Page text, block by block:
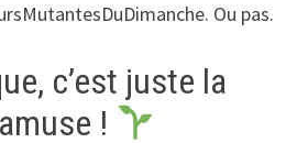
Ou pas.
c’est juste la
!